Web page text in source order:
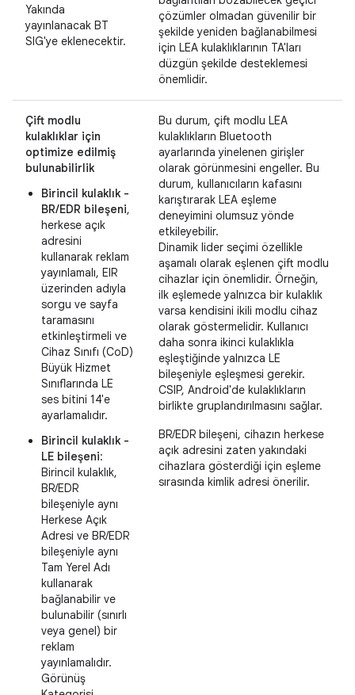
Yakında
yayınlanacak BT
SIG'ye eklenecektir.
çözümler olmadan güvenilir bir
şekilde yeniden bağlanabilmesi
için LEA kulaklıklarının TA'ları
düzgün şekilde desteklemesi
önemlidir.
Çift modlu
kulaklıklar için
optimize edilmiş
bulunabilirlik
Birincil kulaklık -
BR/EDR bileşeni,
herkese açık
adresini
kullanarak reklam
yayınlamalı, EIR
üzerinden adıyla
sorgu ve sayfa
taramasını
etkinleştirmeli ve
Cihaz Sınıfı (CoD)
Büyük Hizmet
Sınıflarında LE
ses bitini 14'e
ayarlamalıdır.
Birincil kulaklık -
LE bileşeni:
Birincil kulaklık,
BR/EDR
bileşeniyle aynı
Herkese Açık
Adresi ve BR/EDR
bileşeniyle aynı
Tam Yerel Adı
kullanarak
bağlanabilir ve
bulunabilir (sınırlı
veya genel) bir
reklam
yayınlamalıdır.
Görünüş
Bu durum, çift modlu LEA
kulaklıkların Bluetooth
ayarlarında yinelenen girişler
olarak görünmesini engeller. Bu
durum, kullanıcıların kafasını
karıştırarak LEA eşleme
deneyimini olumsuz yönde
etkileyebilir.
Dinamik lider seçimi özellikle
aşamalı olarak eşlenen çift modlu
cihazlar için önemlidir. Örneğin,
ilk eşlemede yalnızca bir kulaklık
varsa kendisini ikili modlu cihaz
olarak göstermelidir. Kullanıcı
daha sonra ikinci kulaklıkla
eşleştiğinde yalnızca LE
bileşeniyle eşleşmesi gerekir.
CSIP, Android'de kulaklıkların
birlikte gruplandırılmasını sağlar.
BR/EDR bileşeni, cihazın herkese
açık adresini zaten yakındaki
cihazlara gösterdiği için eşleme
sırasında kimlik adresi önerilir.